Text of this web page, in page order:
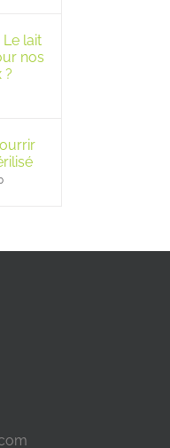
Le lait
nos
?